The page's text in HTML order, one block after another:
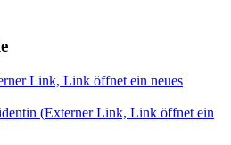
Link, Link öffnet ein neues
(Externer Link, Link öffnet ein